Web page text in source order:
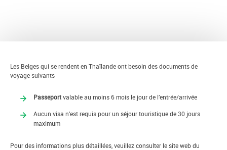
Les Belges qui se rendent en Thaïlande ont besoin des documents de
voyage suivants
Passeportvalable au moins 6 mois le jour de l’entrée/arrivée
Aucun visa n’est requis pour un séjour touristique de 30 jours
maximum
Pour des informations plus détaillées, veuillez consulter le site web du